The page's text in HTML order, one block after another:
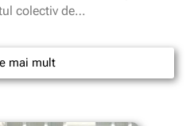
colectiv de…
mai mult